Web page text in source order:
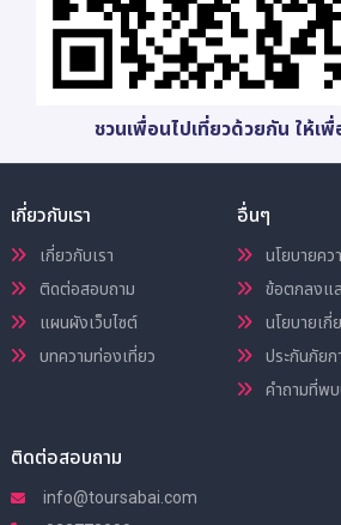
ชวนเพื่อนไปเที่ยวด้วยกัน ให้เ
เกี่ยวกับเรา
เกี่ยวกับเรา
ติดต่อสอบถาม
แผนผังเว็บไซต์
บทความท่องเที่ยว
อื่นๆ
นโยบายคว
ข้อตกลงแล
นโยบายเกี่
ประกันภัยก
คำถามที่พ
ติดต่อสอบถาม
info@toursabai.com